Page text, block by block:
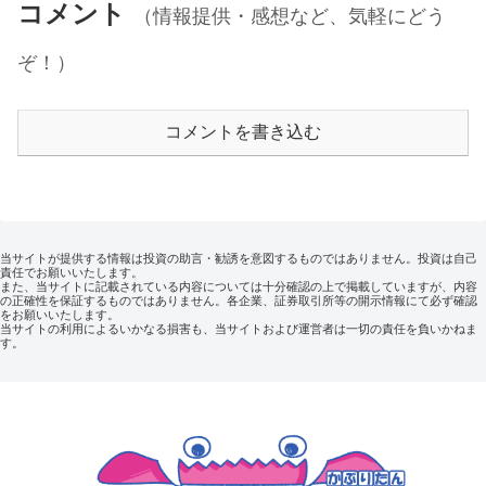
コメント
（情報提供・感想など、気軽にどう
ぞ！）
コメントを書き込む
当サイトが提供する情報は投資の助言・勧誘を意図するものではありません。投資は自己
責任でお願いいたします。
また、当サイトに記載されている内容については十分確認の上で掲載していますが、内容
の正確性を保証するものではありません。各企業、証券取引所等の開示情報にて必ず確認
をお願いいたします。
当サイトの利用によるいかなる損害も、当サイトおよび運営者は一切の責任を負いかねま
す。